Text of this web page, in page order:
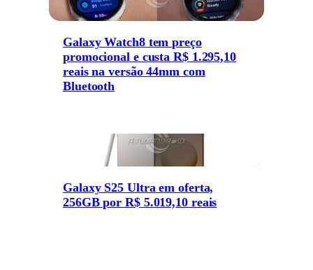
Galaxy Watch8 tem preço
promocional e custa R$ 1.295,10
reais na versão 44mm com
Bluetooth
Galaxy S25 Ultra em oferta,
256GB por R$ 5.019,10 reais